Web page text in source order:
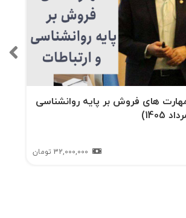
های فروش بر پایه روانشناسی
32,000,000 تومان